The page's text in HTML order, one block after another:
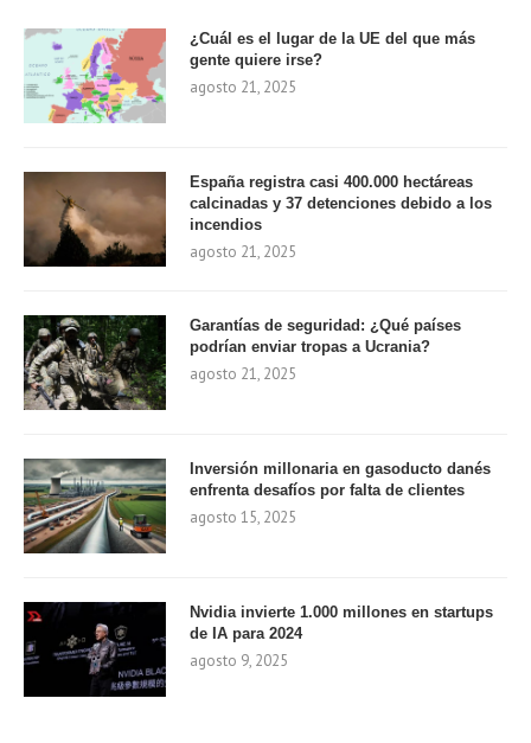
¿Cuál es el lugar de la UE del que más
gente quiere irse?
agosto 21, 2025
España registra casi 400.000 hectáreas
calcinadas y 37 detenciones debido a los
incendios
agosto 21, 2025
Garantías de seguridad: ¿Qué países
podrían enviar tropas a Ucrania?
agosto 21, 2025
Inversión millonaria en gasoducto danés
enfrenta desafíos por falta de clientes
agosto 15, 2025
Nvidia invierte 1.000 millones en startups
de IA para 2024
agosto 9, 2025